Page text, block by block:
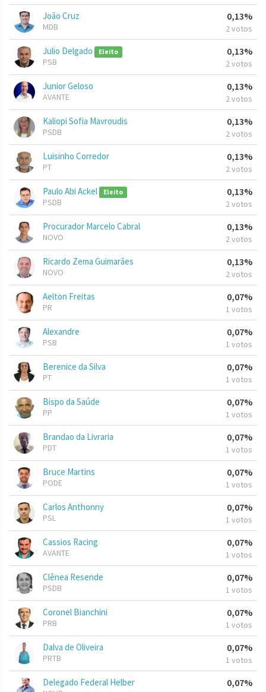
João Cruz
MDB
0,13%
2 votos
Julio Delgado Eleito
PSB
0,13%
2 votos
Junior Geloso
AVANTE
0,13%
2 votos
Kaliopi Sofia Mavroudis
PSDB
0,13%
2 votos
Luisinho Corredor
PT
0,13%
2 votos
Paulo Abi Ackel Eleito
PSDB
0,13%
2 votos
Procurador Marcelo Cabral
NOVO
0,13%
2 votos
Ricardo Zema Guimarães
NOVO
0,13%
2 votos
Aelton Freitas
PR
0,07%
1 votos
Alexandre
PSB
0,07%
1 votos
Berenice da Silva
PT
0,07%
1 votos
Bispo da Saúde
PP
0,07%
1 votos
Brandao da Livraria
PDT
0,07%
1 votos
Bruce Martins
PODE
0,07%
1 votos
Carlos Anthonny
PSL
0,07%
1 votos
Cassios Racing
AVANTE
0,07%
1 votos
Clênea Resende
PSDB
0,07%
1 votos
Coronel Bianchini
PRB
0,07%
1 votos
Dalva de Oliveira
PRTB
0,07%
1 votos
Delegado Federal Helber 0,07%